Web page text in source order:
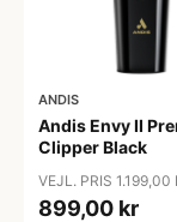
ANDIS
Andis Envy II
Clipper Black
VEJL. PRIS 1.199,00
899,00 kr